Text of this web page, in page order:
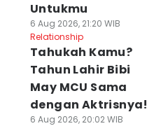
Untukmu
6 Aug 2026, 21:20 WIB
Relationship
Tahukah Kamu?
Tahun Lahir Bibi
May MCU Sama
dengan Aktrisnya!
6 Aug 2026, 20:02 WIB